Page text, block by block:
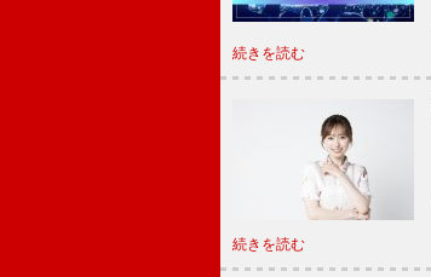
続きを読む
続きを読む